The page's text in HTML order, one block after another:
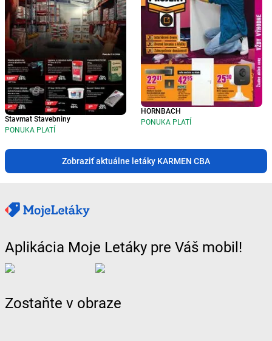
Stavmat Stavebniny
PONUKA PLATÍ
HORNBACH
PONUKA PLATÍ
Zobraziť aktuálne letáky KARMEN CBA
Aplikácia Moje Letáky pre Váš mobil!
Zostaňte v obraze